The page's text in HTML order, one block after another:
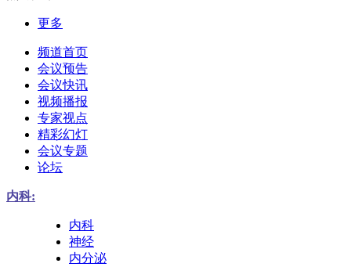
更多
频道首页
会议预告
会议快讯
视频播报
专家视点
精彩幻灯
会议专题
论坛
内科:
内科
神经
内分泌